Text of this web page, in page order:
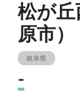
松が
原市）
岐阜県
-